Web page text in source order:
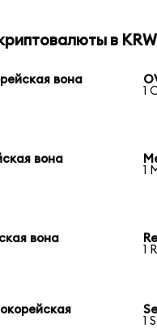
в KRW
вона
1
вона
1
вона
1
1